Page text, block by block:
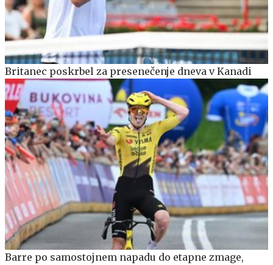
Britanec poskrbel za presenečenje dneva v Kanadi
Barre po samostojnem napadu do etapne zmage,